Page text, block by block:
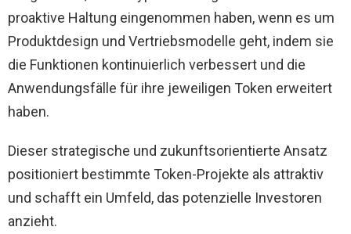
proaktive Haltung eingenommen haben, wenn es um
Produktdesign und Vertriebsmodelle geht, indem sie
die Funktionen kontinuierlich verbessert und die
Anwendungsfälle für ihre jeweiligen Token erweitert
haben.
Dieser strategische und zukunftsorientierte Ansatz
positioniert bestimmte Token-Projekte als attraktiv
und schafft ein Umfeld, das potenzielle Investoren
anzieht.